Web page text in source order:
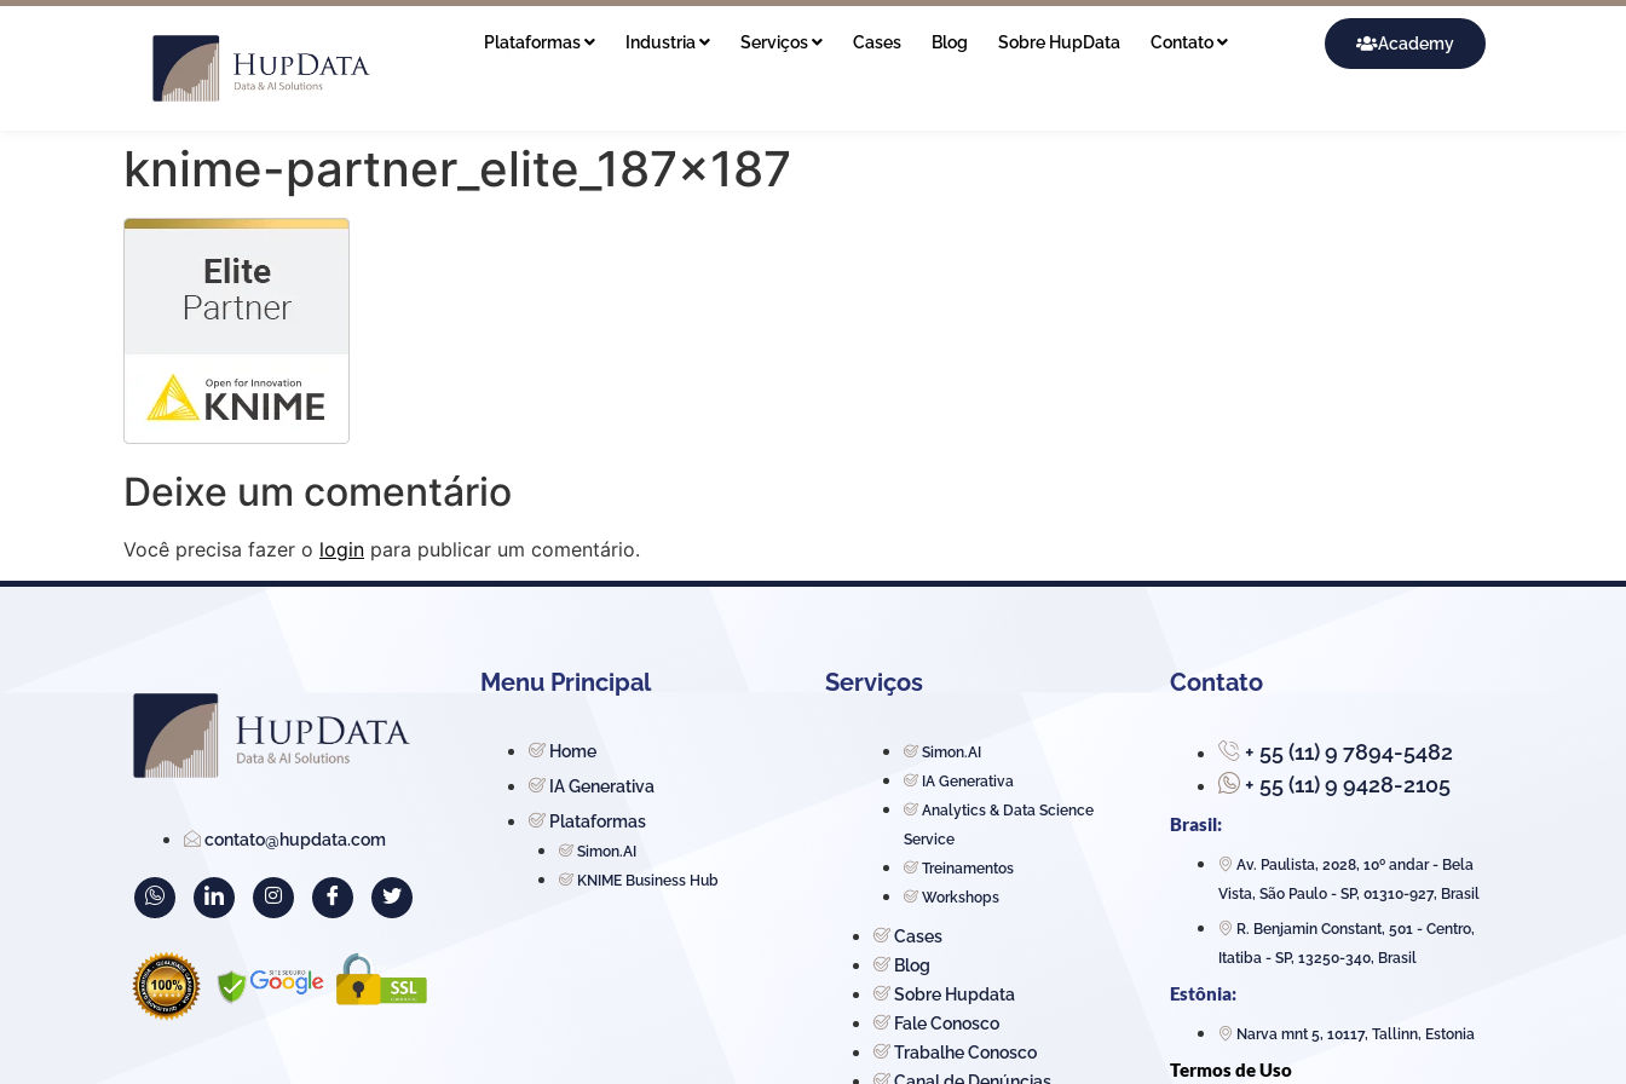
Plataformas Industria Serviços Cases Blog Sobre HupData Contato Academy
knime-partner_elite_187x187
Deixe um comentário
Você precisa fazer o login para publicar um comentário.
contato@hupdata.com
Menu Principal
Home
IA Generativa
Plataformas
Simon.AI
KNIME Business Hub
Serviços
Simon.AI
IA Generativa
Analytics & Data Science
Service
Treinamentos
Workshops
Cases
Blog
Sobre Hupdata
Fale Conosco
Trabalhe Conosco
Contato
+ 55 (11) 9 7894-5482
+ 55 (11) 9 9428-2105
Brasil:
Av. Paulista, 2028, 10º andar - Bela
Vista, São Paulo - SP, 01310-927, Brasil
R. Benjamin Constant, 501 - Centro,
Itatiba - SP, 13250-340, Brasil
Estônia:
Narva mnt 5, 10117, Tallinn, Estonia
Termos de Uso